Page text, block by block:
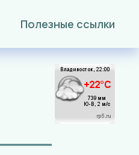
Полезные ссылки